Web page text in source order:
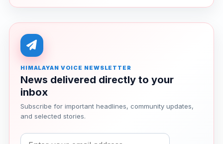
HIMALAYAN VOICE NEWSLETTER
News delivered directly to your
inbox
Subscribe for important headlines, community updates,
and selected stories.